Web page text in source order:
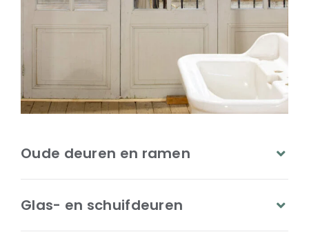
Oude deuren en ramen
Glas- en schuifdeuren